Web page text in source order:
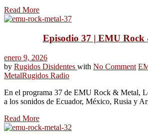
Read More
Episodio 37 | EMU
enero 9, 2026
by Rugidos Disidentes with No Comment
MetalRugidos Radio
En el programa 37 de EMU Rock & Metal,
a los sonidos de Ecuador, México, Rusia y
Read More